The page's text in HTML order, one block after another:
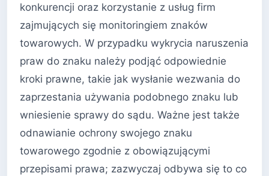
konkurencji oraz korzystanie z usług firm
zajmujących się monitoringiem znaków
towarowych. W przypadku wykrycia naruszenia
praw do znaku należy podjąć odpowiednie
kroki prawne, takie jak wysłanie wezwania do
zaprzestania używania podobnego znaku lub
wniesienie sprawy do sądu. Ważne jest także
odnawianie ochrony swojego znaku
towarowego zgodnie z obowiązującymi
przepisami prawa; zazwyczaj odbywa się to co